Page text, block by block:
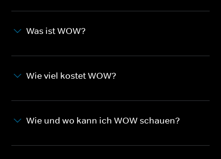
Was ist WOW?
Wie viel kostet WOW?
Wie und wo kann ich WOW schauen?